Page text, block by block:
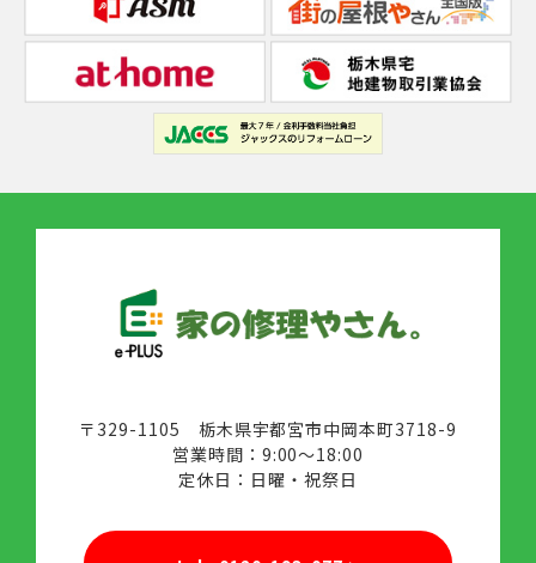
〒329-1105 栃木県宇都宮市中岡本町3718-9
営業時間：9:00～18:00
定休日：日曜・祝祭日